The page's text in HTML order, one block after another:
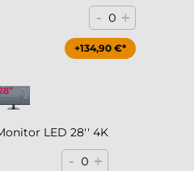
- 0 +
+204,90 €*
+134,90 €*
LED 28'' 4K
- 0 +